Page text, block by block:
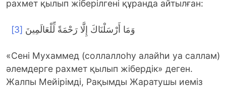
рахмет қылып жіберілгені құранда айтылған:
وَمَا أَرْسَلْنَاكَ إِلَّا رَحْمَةً لِّلْعَالَمِينَ [3]
«Сені Мухаммед (соллаллоһу алайһи уа саллам)
әлемдерге рахмет қылып жібердік» деген.
Жалпы Мейірімді, Рақымды Жаратушы иеміз